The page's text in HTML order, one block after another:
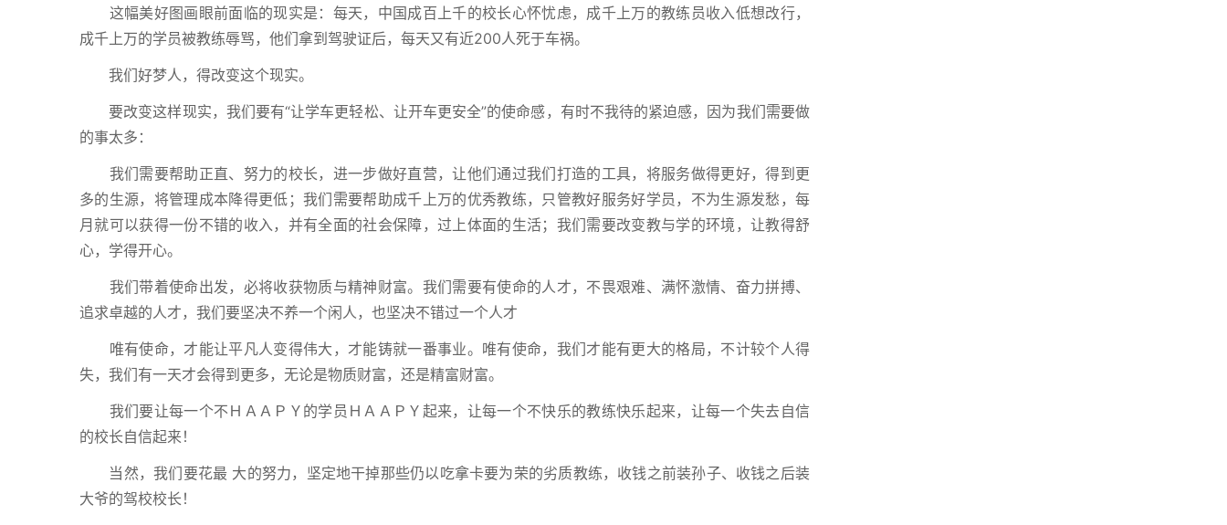
这幅美好图画眼前面临的现实是：每天，中国成百上千的校长心怀忧虑，成千上万的教练员收入低想改行，
成千上万的学员被教练辱骂，他们拿到驾驶证后，每天又有近200人死于车祸。
我们好梦人，得改变这个现实。
要改变这样现实，我们要有“让学车更轻松、让开车更安全”的使命感，有时不我待的紧迫感，因为我们需要做
的事太多：
我们需要帮助正直、努力的校长，进一步做好直营，让他们通过我们打造的工具，将服务做得更好，得到更
多的生源，将管理成本降得更低；我们需要帮助成千上万的优秀教练，只管教好服务好学员，不为生源发愁，每
月就可以获得一份不错的收入，并有全面的社会保障，过上体面的生活；我们需要改变教与学的环境，让教得舒
心，学得开心。
我们带着使命出发，必将收获物质与精神财富。我们需要有使命的人才，不畏艰难、满怀激情、奋力拼搏、
追求卓越的人才，我们要坚决不养一个闲人，也坚决不错过一个人才
唯有使命，才能让平凡人变得伟大，才能铸就一番事业。唯有使命，我们才能有更大的格局，不计较个人得
失，我们有一天才会得到更多，无论是物质财富，还是精富财富。
我们要让每一个不ＨＡＡＰＹ的学员ＨＡＡＰＹ起来，让每一个不快乐的教练快乐起来，让每一个失去自信
的校长自信起来！
当然，我们要花最 大的努力，坚定地干掉那些仍以吃拿卡要为荣的劣质教练，收钱之前装孙子、收钱之后装
大爷的驾校校长！